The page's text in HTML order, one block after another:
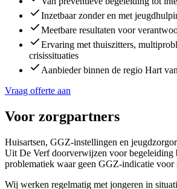
Inzetbaar zonder en met
Meetbare resultaten voor
Ervaring met thuiszitters,
crisissituaties
Aanbieder binnen de regio Hart
Vraag offerte aan
Voor zorgpartners
Huisartsen, GGZ-instellingen en
Uit De Verf doorverwijzen voor begeleiding
problematiek waar geen GGZ-indicatie voor
Wij werken regelmatig met jongeren in